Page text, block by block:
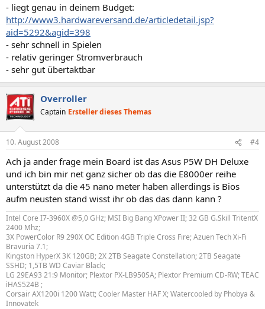
- liegt genau in deinem Budget:
http://www3.hardwareversand.de/articledetail.jsp?
aid=5292&agid=398
- sehr schnell in Spielen
- relativ geringer Stromverbrauch
- sehr gut übertaktbar
Overroller
Captain Ersteller dieses Themas
10. August 2008 #4
Ach ja ander frage mein Board ist das Asus P5W DH Deluxe
und ich bin mir net ganz sicher ob das die E8000er reihe
unterstützt da die 45 nano meter haben allerdings is Bios
aufm neusten stand wisst ihr ob das das dann kann ?
Intel Core I7-3960X @5,0 GHz; MSI Big Bang XPower II; 32 GB G.Skill TritentX
2400 Mhz;
3X PowerColor R9 290X OC Edition 4GB Triple Cross Fire; Azuen Tech Xi-Fi
Bravuria 7.1;
Kingston HyperX 3K 120GB; 2X 2TB Seagate Constellation; 2TB Seagate
SSHD; 1,5TB WD Caviar Black;
LG 29EA93 21:9 Monitor; Plextor PX-LB950SA; Plextor Premium CD-RW; TEAC
iHAS524B ;
Corsair AX1200i 1200 Watt; Cooler Master HAF X; Watercooled by Phobya &
Innovatek